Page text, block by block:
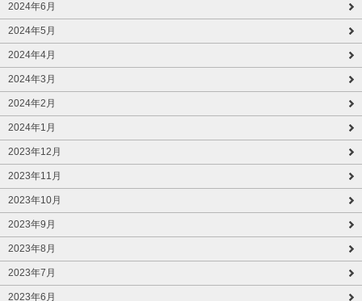
2024年6月
2024年5月
2024年4月
2024年3月
2024年2月
2024年1月
2023年12月
2023年11月
2023年10月
2023年9月
2023年8月
2023年7月
2023年6月